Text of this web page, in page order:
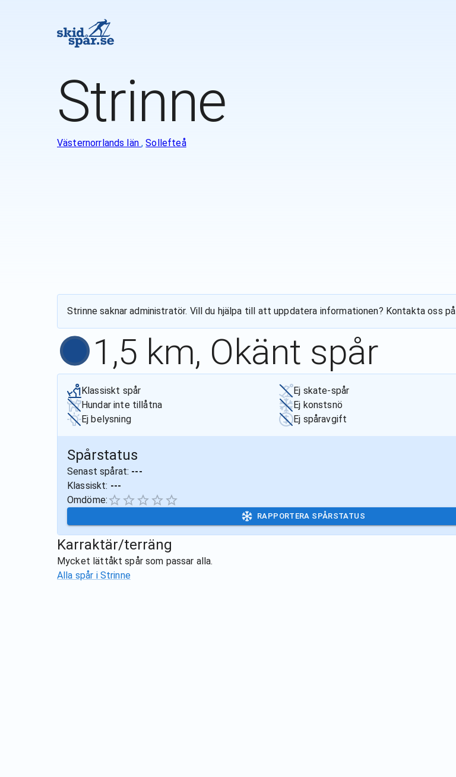
Strinne
Västernorrlands län,Sollefteå
Strinne saknar administratör. Vill du hjälpa till att uppdatera informationen? Kontakta oss på
1,5 km, Okänt spår
Klassiskt spår
Ej skate-spår
Hundar inte tillåtna
Ej konstsnö
Ej belysning
Ej spåravgift
Spårstatus
Senast spårat: ---
Klassiskt: ---
Omdöme:
RAPPORTERA SPÅRSTATUS
Karraktär/terräng
Mycket lättåkt spår som passar alla.
Alla spår i Strinne